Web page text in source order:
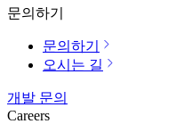
문의하기
문의하기
오시는 길
개발 문의
Careers